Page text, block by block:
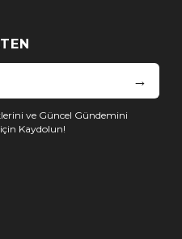
→
ve Güncel Gündemini
Kaydolun!